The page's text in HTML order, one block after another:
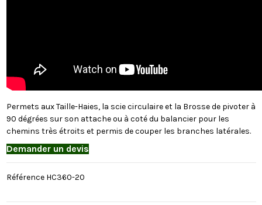
Permets aux Taille-Haies, la scie circulaire et la Brosse de pivoter à
90 dégrées sur son attache ou à coté du balancier pour les
chemins très étroits et permis de couper les branches latérales.
Demander un devis
Référence HC360-20